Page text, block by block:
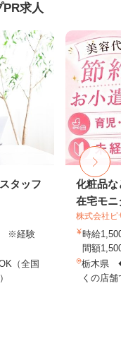
求人
タッフ
※経験
（全国
化粧品な
在宅モニ
株式会社ビ
時給
間額
栃木県
くの店